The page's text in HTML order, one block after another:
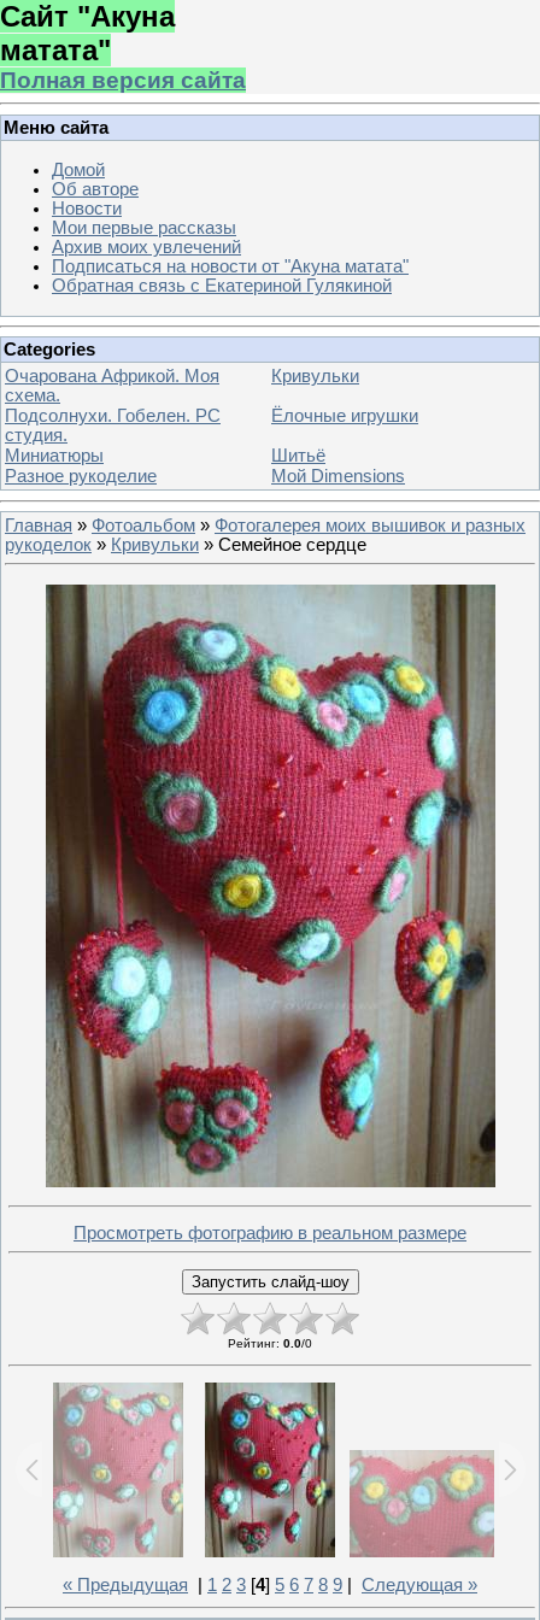
Сайт "Акуна
матата"
Полная версия сайта
Меню сайта
Домой
Об авторе
Новости
Мои первые рассказы
Архив моих увлечений
Подписаться на новости от "Акуна матата"
Обратная связь с Екатериной Гулякиной
Categories
Очарована Африкой. Моя
схема.
Кривульки
Подсолнухи. Гобелен. РС
студия.
Ёлочные игрушки
Миниатюры
Шитьё
Разное рукоделие
Мой Dimensions
Главная » Фотоальбом » Фотогалерея моих вышивок и разных
рукоделок » Кривульки » Семейное сердце
Просмотреть фотографию в реальном размере
Рейтинг: 0.0/0
« Предыдущая 1 2 3 [4] 5 6 7 8 9 Следующая »